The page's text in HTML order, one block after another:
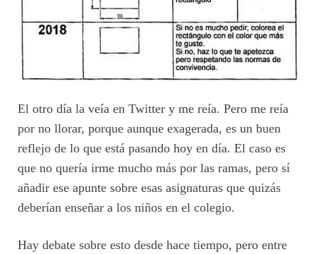
El otro día la veía en Twitter y me reía. Pero me reía
por no llorar, porque aunque exagerada, es un buen
reflejo de lo que está pasando hoy en día. El caso es
que no quería irme mucho más por las ramas, pero sí
añadir ese apunte sobre esas asignaturas que quizás
deberían enseñar a los niños en el colegio.
Hay debate sobre esto desde hace tiempo, pero entre